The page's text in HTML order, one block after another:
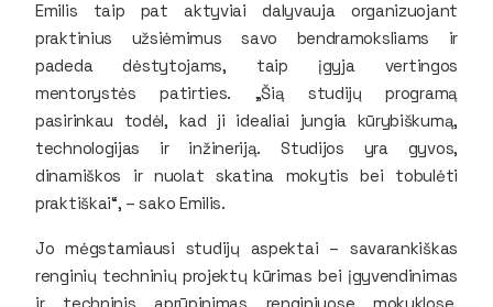
Emilis taip pat aktyviai dalyvauja organizuojant
praktinius užsiėmimus savo bendramoksliams ir
padeda dėstytojams, taip įgyja vertingos
mentorystės patirties. „Šią studijų programą
pasirinkau todėl, kad ji idealiai jungia kūrybiškumą,
technologijas ir inžineriją. Studijos yra gyvos,
dinamiškos ir nuolat skatina mokytis bei tobulėti
praktiškai“, – sako Emilis.
Jo mėgstamiausi studijų aspektai – savarankiškas
renginių techninių projektų kūrimas bei įgyvendinimas